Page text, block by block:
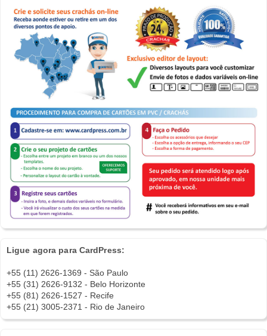
Ligue agora para CardPress:
+55 (11) 2626-1369 - São Paulo
+55 (31) 2626-9132 - Belo Horizonte
+55 (81) 2626-1527 - Recife
+55 (21) 3005-2371 - Rio de Janeiro